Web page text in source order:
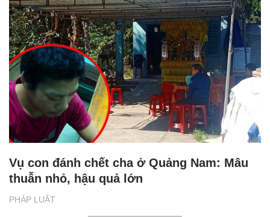
PHÁP LUẬT
Vụ con đánh chết cha ở Quảng Nam: Mâu
thuẫn nhỏ, hậu quả lớn